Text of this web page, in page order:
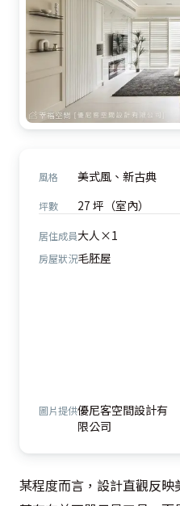
風格 美式風、新古典
坪數 27 坪（室內）
居住成員大人×1
房屋狀況毛胚屋
圖片提供優尼客空間設計有
限公司
某程度而言，設計直觀反映